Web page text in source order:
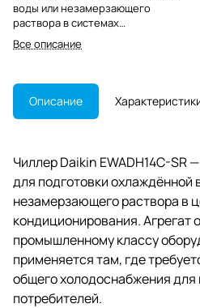
воды или незамерзающего
раствора в системах
кондиционирования крупных
объектов. Модель снята с
Все описание
Описание
Чиллер Daikin EWADH14C-SR
для подготовки охлаждённой
незамерзающего раствора в
кондиционирования. Агрегат
промышленному классу
применяется там, где
общего холодоснабжения для
потребителей.